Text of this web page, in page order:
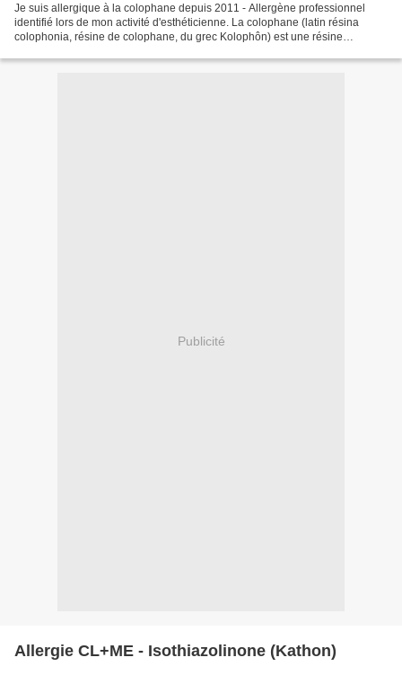
Je suis allergique à la colophane depuis 2011 - Allergène professionnel
identifié lors de mon activité d'esthéticienne. La colophane (latin résina
colophonia, résine de colophane, du grec Kolophôn) est une résine
Publicité
Allergie CL+ME - Isothiazolinone (Kathon)